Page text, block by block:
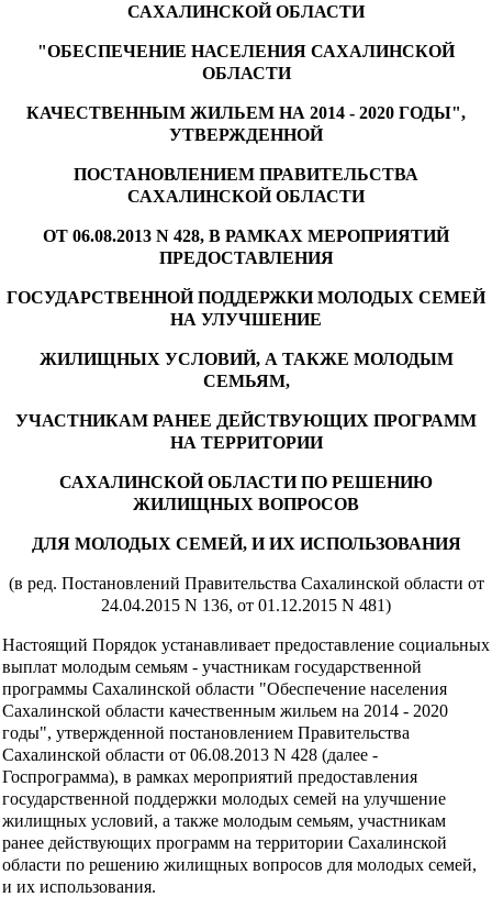
САХАЛИНСКОЙ ОБЛАСТИ
"ОБЕСПЕЧЕНИЕ НАСЕЛЕНИЯ САХАЛИНСКОЙ
ОБЛАСТИ
КАЧЕСТВЕННЫМ ЖИЛЬЕМ НА 2014 - 2020 ГОДЫ",
УТВЕРЖДЕННОЙ
ПОСТАНОВЛЕНИЕМ ПРАВИТЕЛЬСТВА
САХАЛИНСКОЙ ОБЛАСТИ
ОТ 06.08.2013 N 428, В РАМКАХ МЕРОПРИЯТИЙ
ПРЕДОСТАВЛЕНИЯ
ГОСУДАРСТВЕННОЙ ПОДДЕРЖКИ МОЛОДЫХ СЕМЕЙ
НА УЛУЧШЕНИЕ
ЖИЛИЩНЫХ УСЛОВИЙ, А ТАКЖЕ МОЛОДЫМ
СЕМЬЯМ,
УЧАСТНИКАМ РАНЕЕ ДЕЙСТВУЮЩИХ ПРОГРАММ
НА ТЕРРИТОРИИ
САХАЛИНСКОЙ ОБЛАСТИ ПО РЕШЕНИЮ
ЖИЛИЩНЫХ ВОПРОСОВ
ДЛЯ МОЛОДЫХ СЕМЕЙ, И ИХ ИСПОЛЬЗОВАНИЯ
(в ред. Постановлений Правительства Сахалинской области от
24.04.2015 N 136, от 01.12.2015 N 481)
Настоящий Порядок устанавливает предоставление социальных
выплат молодым семьям - участникам государственной
программы Сахалинской области "Обеспечение населения
Сахалинской области качественным жильем на 2014 - 2020
годы", утвержденной постановлением Правительства
Сахалинской области от 06.08.2013 N 428 (далее -
Госпрограмма), в рамках мероприятий предоставления
государственной поддержки молодых семей на улучшение
жилищных условий, а также молодым семьям, участникам
ранее действующих программ на территории Сахалинской
области по решению жилищных вопросов для молодых семей,
и их использования.